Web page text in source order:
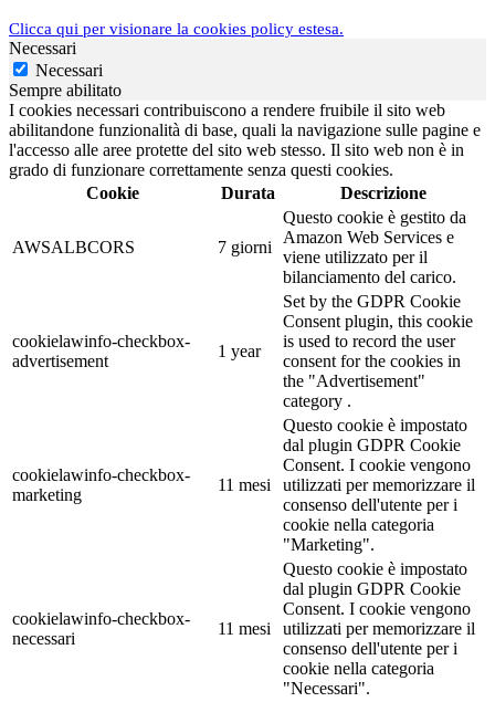
Clicca qui per visionare la cookies policy estesa.
Necessari
Necessari
Sempre abilitato
I cookies necessari contribuiscono a rendere fruibile il sito web
abilitandone funzionalità di base, quali la navigazione sulle pagine e
l'accesso alle aree protette del sito web stesso. Il sito web non è in
grado di funzionare correttamente senza questi cookies.
Cookie
Durata Descrizione
AWSALBCORS 7 giorni
Questo cookie è gestito da
Amazon Web Services e
viene utilizzato per il
bilanciamento del carico.
cookielawinfo-checkbox-
advertisement
1 year
Set by the GDPR Cookie
Consent plugin, this cookie
is used to record the user
consent for the cookies in
the "Advertisement"
category .
cookielawinfo-checkbox-
marketing
11 mesi
Questo cookie è impostato
dal plugin GDPR Cookie
Consent. I cookie vengono
utilizzati per memorizzare il
consenso dell'utente per i
cookie nella categoria
"Marketing".
cookielawinfo-checkbox-
necessari
11 mesi
Questo cookie è impostato
dal plugin GDPR Cookie
Consent. I cookie vengono
utilizzati per memorizzare il
consenso dell'utente per i
cookie nella categoria
"Necessari".